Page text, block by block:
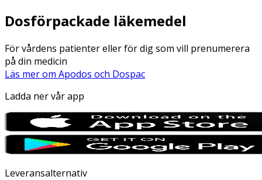
Dosförpackade läkemedel
För vårdens patienter eller för dig som vill prenumerera
på din medicin
Läs mer om Apodos och Dospac
Ladda ner vår app
Leveransalternativ